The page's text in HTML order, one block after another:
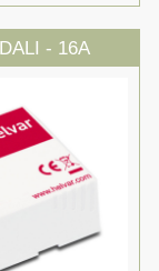
- 16A